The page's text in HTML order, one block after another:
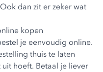
dan zit er zeker wat
kopen
je eenvoudig online.
thuis te laten
hoeft. Betaal je liever